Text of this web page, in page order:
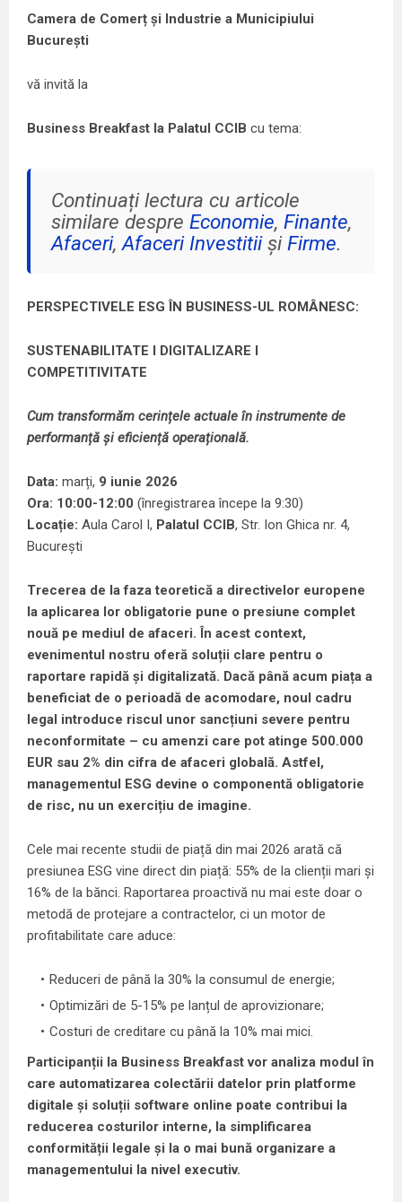
Camera de Comerț și Industrie a Municipiului
București
vă invită la
Business Breakfast la Palatul CCIB cu tema:
Continuați lectura cu articole
similare despre Economie, Finante,
Afaceri,Afaceri InvestitiișiFirme.
PERSPECTIVELE ESG ÎN BUSINESS-UL ROMÂNESC:
SUSTENABILITATE I DIGITALIZARE I
COMPETITIVITATE
Cum transformăm cerințele actuale în instrumente de
performanță și eficiență operațională.
Data: marți, 9 iunie 2026
Ora: 10:00-12:00 (înregistrarea începe la 9:30)
Locație: Aula Carol I, Palatul CCIB, Str. Ion Ghica nr. 4,
București
Trecerea de la faza teoretică a directivelor europene
la aplicarea lor obligatorie pune o presiune complet
nouă pe mediul de afaceri. În acest context,
evenimentul nostru oferă soluții clare pentru o
raportare rapidă și digitalizată. Dacă până acum piața a
beneficiat de o perioadă de acomodare, noul cadru
legal introduce riscul unor sancțiuni severe pentru
neconformitate – cu amenzi care pot atinge 500.000
EUR sau 2% din cifra de afaceri globală. Astfel,
managementul ESG devine o componentă obligatorie
de risc, nu un exercițiu de imagine.
Cele mai recente studii de piață din mai 2026 arată că
presiunea ESG vine direct din piață: 55% de la clienții mari și
16% de la bănci. Raportarea proactivă nu mai este doar o
metodă de protejare a contractelor, ci un motor de
profitabilitate care aduce:
Reduceri de până la 30% la consumul de energie;
Optimizări de 5-15% pe lanțul de aprovizionare;
Costuri de creditare cu până la 10% mai mici.
Participanții la Business Breakfast vor analiza modul în
care automatizarea colectării datelor prin platforme
digitale și soluții software online poate contribui la
reducerea costurilor interne, la simplificarea
conformității legale și la o mai bună organizare a
managementului la nivel executiv.